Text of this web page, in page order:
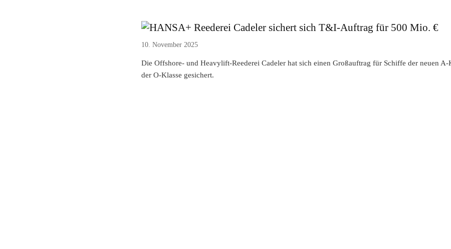
Reederei Cadeler sichert sich T&I-Auftrag für 500 Mio. €
10. November 2025
Die Offshore- und Heavylift-Reederei Cadeler hat sich einen Großauftrag für Schiffe der neuen A-
der O-Klasse gesichert.